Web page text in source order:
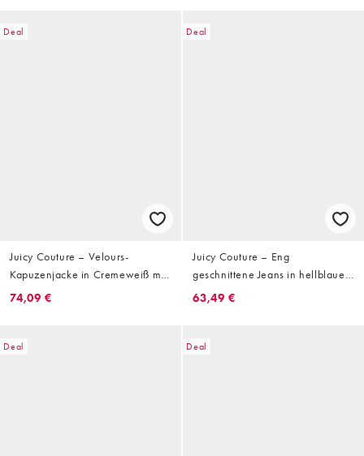
Deal
Juicy Couture – Velours-
Kapuzenjacke in Cremeweiß mit
Strass-Logo, Kombiteil
74,09 €
Deal
Juicy Couture – Eng
geschnittene Jeans in hellblauer
Waschung mit niedrigem Bund
63,49 €
Deal Deal